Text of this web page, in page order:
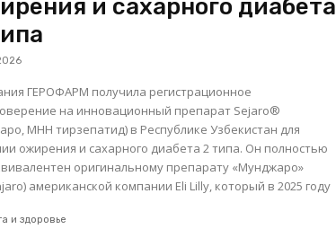
и сахарного диабета
ГЕРОФАРМ получила регистрационное
на инновационный препарат Sejaro®
МНН тирзепатид) в Республике Узбекистан для
ожирения и сахарного диабета 2 типа. Он полностью
оригинальному препарату «Мунджаро»
американской компании Eli Lilly, который в 2025 году
и здоровье